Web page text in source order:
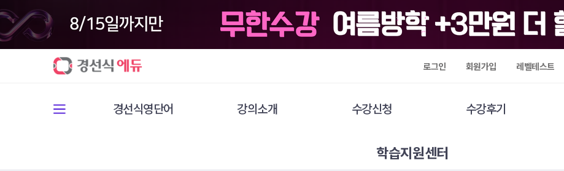
로그인 회원가입 레벨테스트
경선식영단어 강의소개 수강신청 수강후기
학습지원센터